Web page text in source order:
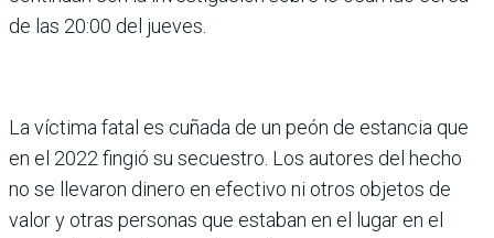
de las 20:00 del jueves.
La víctima fatal es cuñada de un peón de estancia que
en el 2022 fingió su secuestro. Los autores del hecho
no se llevaron dinero en efectivo ni otros objetos de
valor y otras personas que estaban en el lugar en el